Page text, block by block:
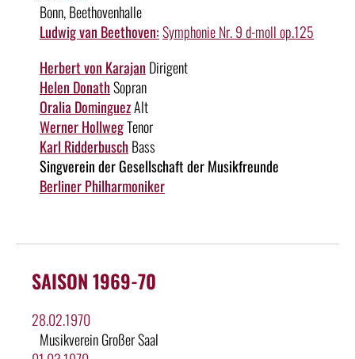
Bonn, Beethovenhalle
Ludwig van Beethoven:Symphonie Nr. 9 d-moll op.125
Herbert von Karajan Dirigent
Helen DonathSopran
Oralia DominguezAlt
Werner HollwegTenor
Karl RidderbuschBass
Singverein der Gesellschaft der Musikfreunde
Berliner Philharmoniker
SAISON 1969-70
28.02.1970
Musikverein Großer Saal